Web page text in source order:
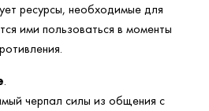
ресурсы, необходимые для
ими пользоваться в моменты
черпал силы из общения с